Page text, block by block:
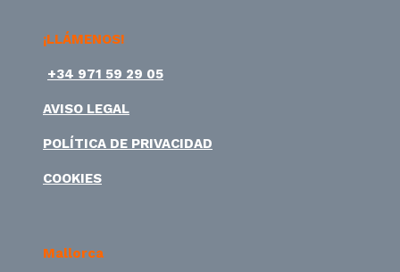
¡LLÁMENOS!
+34 971 59 29 05
AVISO LEGAL
POLÍTICA DE PRIVACIDAD
COOKIES
Mallorca